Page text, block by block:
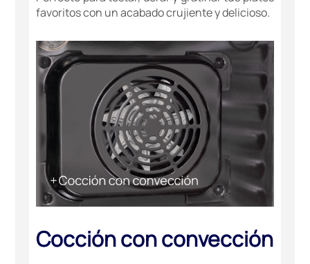
favoritos con un acabado crujiente y delicioso.
Cocción con convección